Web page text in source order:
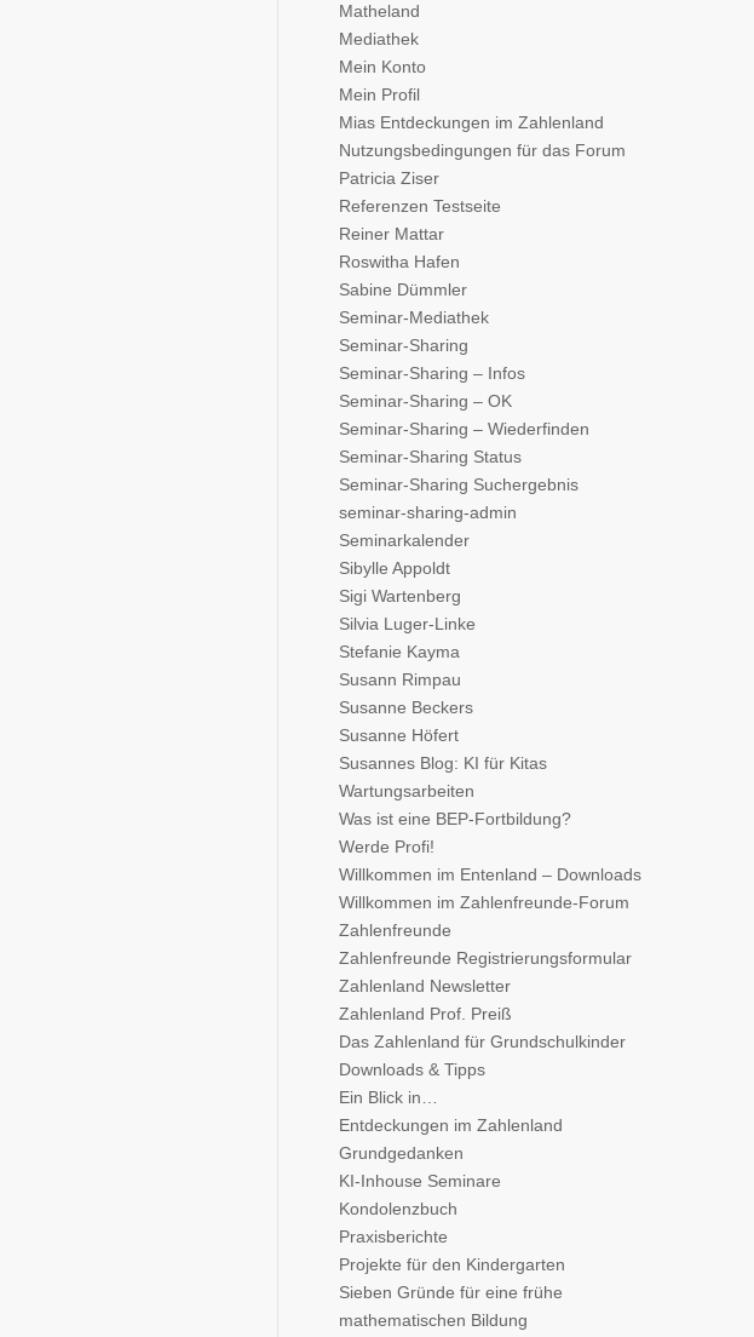
Matheland
Mediathek
Mein Konto
Mein Profil
Mias Entdeckungen im Zahlenland
Nutzungsbedingungen für das Forum
Patricia Ziser
Referenzen Testseite
Reiner Mattar
Roswitha Hafen
Sabine Dümmler
Seminar-Mediathek
Seminar-Sharing
Seminar-Sharing – Infos
Seminar-Sharing – OK
Seminar-Sharing – Wiederfinden
Seminar-Sharing Status
Seminar-Sharing Suchergebnis
seminar-sharing-admin
Seminarkalender
Sibylle Appoldt
Sigi Wartenberg
Silvia Luger-Linke
Stefanie Kayma
Susann Rimpau
Susanne Beckers
Susanne Höfert
Susannes Blog: KI für Kitas
Wartungsarbeiten
Was ist eine BEP-Fortbildung?
Werde Profi!
Willkommen im Entenland – Downloads
Willkommen im Zahlenfreunde-Forum
Zahlenfreunde
Zahlenfreunde Registrierungsformular
Zahlenland Newsletter
Zahlenland Prof. Preiß
Das Zahlenland für Grundschulkinder
Downloads & Tipps
Ein Blick in…
Entdeckungen im Zahlenland
Grundgedanken
KI-Inhouse Seminare
Kondolenzbuch
Praxisberichte
Projekte für den Kindergarten
Sieben Gründe für eine frühe
mathematischen Bildung